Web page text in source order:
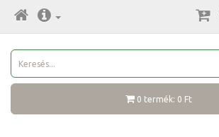
0 termék: 0 Ft